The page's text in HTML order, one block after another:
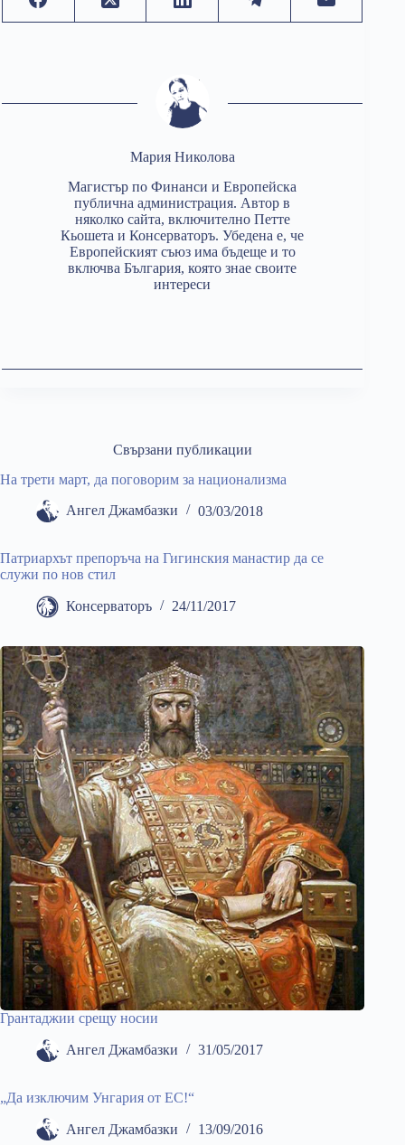
Мария Николова
Магистър по Финанси и Европейска
публична администрация. Автор в
няколко сайта, включително Петте
Кьошета и Консерваторъ. Убедена е, че
Европейският съюз има бъдеще и то
включва България, която знае своите
интереси
Свързани публикации
На трети март, да поговорим за национализма
Ангел Джамбазки 03/03/2018
Патриархът препоръча на Гигинския манастир да се
служи по нов стил
Консерваторъ 24/11/2017
Грантаджии срещу носии
Ангел Джамбазки 31/05/2017
„Да изключим Унгария от ЕС!“
Ангел Джамбазки 13/09/2016